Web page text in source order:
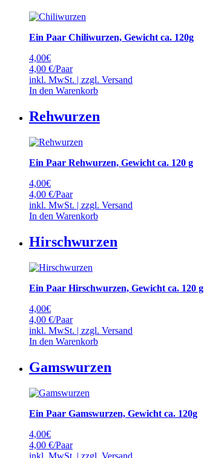
Ein Paar Chiliwurzen, Gewicht ca. 120g
4,00€
4,00 €/Paar
inkl. MwSt. | zzgl. Versand
In den Warenkorb
Rehwurzen
Ein Paar Rehwurzen, Gewicht ca. 120 g
4,00€
4,00 €/Paar
inkl. MwSt. | zzgl. Versand
In den Warenkorb
Hirschwurzen
Ein Paar Hirschwurzen, Gewicht ca. 120 g
4,00€
4,00 €/Paar
inkl. MwSt. | zzgl. Versand
In den Warenkorb
Gamswurzen
Ein Paar Gamswurzen, Gewicht ca. 120g
4,00€
4,00 €/Paar
inkl. MwSt. | zzgl. Versand